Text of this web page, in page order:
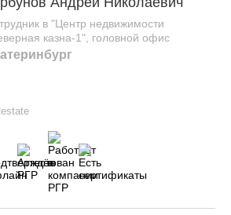
в "Центр недвижимости
казна-1", головной офис